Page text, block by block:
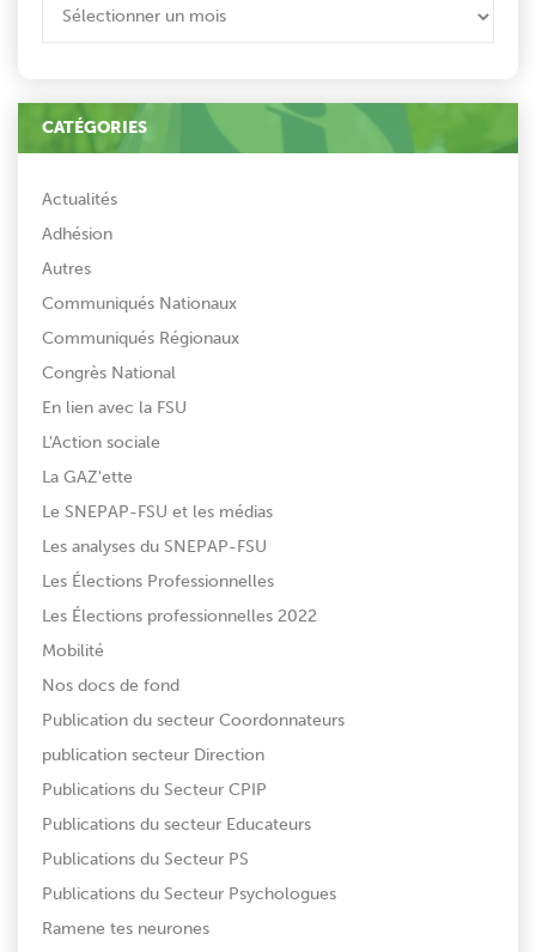
CATÉGORIES
Actualités
Adhésion
Autres
Communiqués Nationaux
Communiqués Régionaux
Congrès National
En lien avec la FSU
L'Action sociale
La GAZ'ette
Le SNEPAP-FSU et les médias
Les analyses du SNEPAP-FSU
Les Élections Professionnelles
Les Élections professionnelles 2022
Mobilité
Nos docs de fond
Publication du secteur Coordonnateurs
publication secteur Direction
Publications du Secteur CPIP
Publications du secteur Educateurs
Publications du Secteur PS
Publications du Secteur Psychologues
Ramene tes neurones